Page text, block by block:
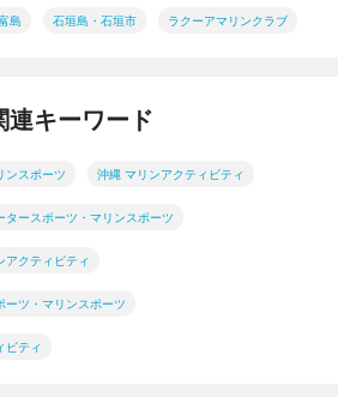
島 石垣島・石垣市 ラクーアマリンクラブ
連キーワード
ンスポーツ 沖縄 マリンアクティビティ
ースポーツ・マリンスポーツ
アクティビティ
ーツ・マリンスポーツ
ビティ